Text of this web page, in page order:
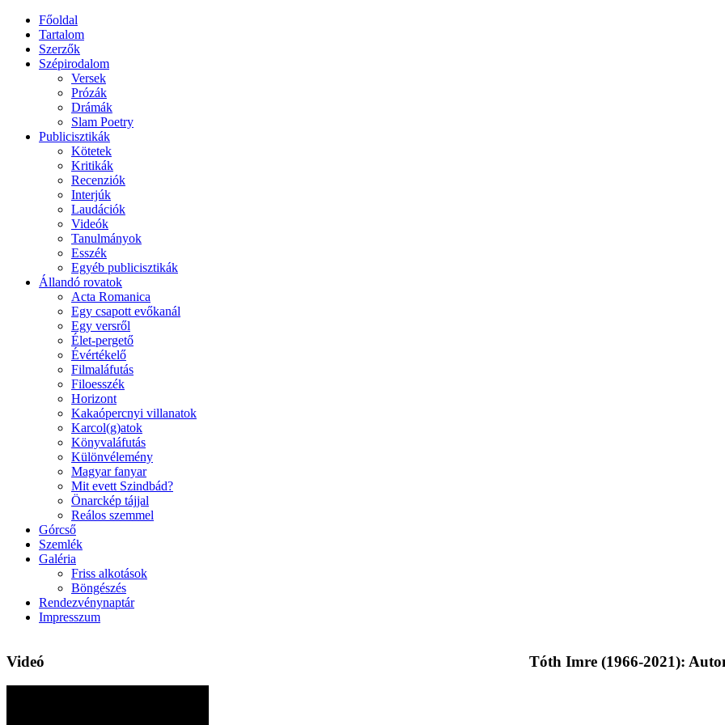
Főoldal
Tartalom
Szerzők
Szépirodalom
Versek
Prózák
Drámák
Slam Poetry
Publicisztikák
Kötetek
Kritikák
Recenziók
Interjúk
Laudációk
Videók
Tanulmányok
Esszék
Egyéb publicisztikák
Állandó rovatok
Acta Romanica
Egy csapott evőkanál
Egy versről
Élet-pergető
Évértékelő
Filmaláfutás
Filoesszék
Horizont
Kakaópercnyi villanatok
Karcol(g)atok
Könyvaláfutás
Különvélemény
Magyar fanyar
Mit evett Szindbád?
Önarckép tájjal
Reálos szemmel
Górcső
Szemlék
Galéria
Friss alkotások
Böngészés
Rendezvénynaptár
Impresszum
Videó Tóth Imre (1966-2021):